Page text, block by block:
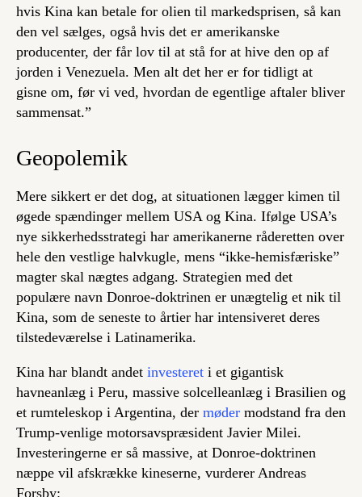
hvis Kina kan betale for olien til markedsprisen, så kan
den vel sælges, også hvis det er amerikanske
producenter, der får lov til at stå for at hive den op af
jorden i Venezuela. Men alt det her er for tidligt at
gisne om, før vi ved, hvordan de egentlige aftaler bliver
sammensat.”
Geopolemik
Mere sikkert er det dog, at situationen lægger kimen til
øgede spændinger mellem USA og Kina. Ifølge USA’s
nye sikkerhedsstrategi har amerikanerne råderetten over
hele den vestlige halvkugle, mens “ikke-hemisfæriske”
magter skal nægtes adgang. Strategien med det
populære navn Donroe-doktrinen er unægtelig et nik til
Kina, som de seneste to årtier har intensiveret deres
tilstedeværelse i Latinamerika.
Kina har blandt andet investeret i et gigantisk
havneanlæg i Peru, massive solcelleanlæg i Brasilien og
et rumteleskop i Argentina, der møder modstand fra den
Trump-venlige motorsavspræsident Javier Milei.
Investeringerne er så massive, at Donroe-doktrinen
næppe vil afskrække kineserne, vurderer Andreas
Forsby: